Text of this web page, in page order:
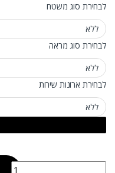
לבחירת סוג משטח
לבחירת סוג מראה
לבחירת ארונות שירות
כמות של ארון אמבטיה מגירות